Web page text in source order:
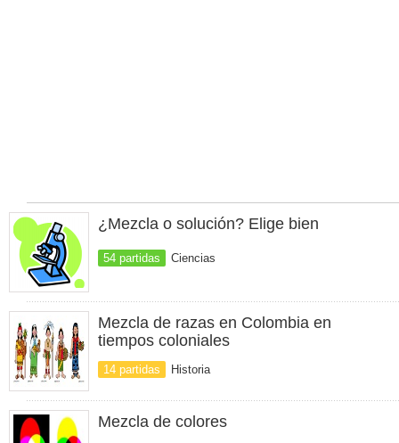
¿Mezcla o solución? Elige bien
54 partidas Ciencias
Mezcla de razas en Colombia en
tiempos coloniales
14 partidas Historia
Mezcla de colores